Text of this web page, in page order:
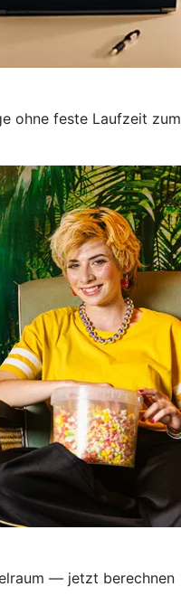
ohne feste Laufzeit zum
— jetzt berechnen